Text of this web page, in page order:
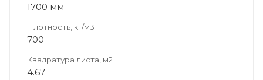
1700 мм
Плотность, кг/м3
700
Квадратура листа, м2
4.67